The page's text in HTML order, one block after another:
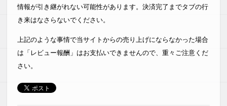
情報が引き継がれない可能性があります。決済完了までタブの行
き来はなさらないでください。
上記のような事情で当サイトからの売り上げにならなかった場合
は「レビュー報酬」はお支払いできませんので、重々ご注意くだ
さい。